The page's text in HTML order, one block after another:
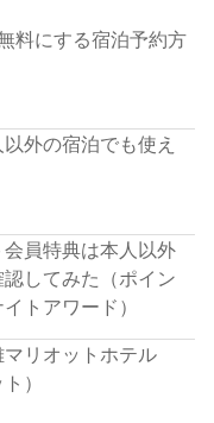
料にする宿泊予約方
外の宿泊でも使え
会員特典は本人以外
してみた（ポイン
トアワード）
マリオットホテル
）